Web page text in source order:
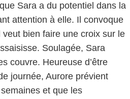
Sara a du potentiel dans la
attention à elle. Il convoque
bien faire une croix sur le
Soulagée, Sara
couvre. Heureuse d’être
journée, Aurore prévient
et que les